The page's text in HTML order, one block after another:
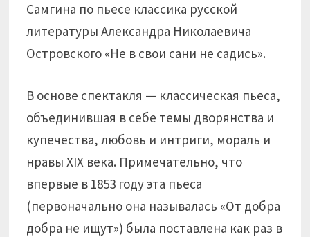
Самгина по пьесе классика русской
литературы Александра Николаевича
Островского «Не в свои сани не садись».
В основе спектакля — классическая пьеса,
объединившая в себе темы дворянства и
купечества, любовь и интриги, мораль и
нравы XIX века. Примечательно, что
впервые в 1853 году эта пьеса
(первоначально она называлась «От добра
добра не ищут») была поставлена как раз в